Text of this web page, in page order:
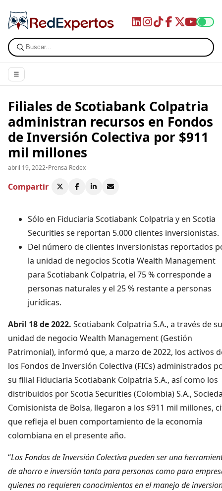
☰
Filiales de Scotiabank Colpatria
administran recursos en Fondos
de Inversión Colectiva por $911
mil millones
abril 19, 2022•Prensa Redex
Compartir
Sólo en Fiduciaria Scotiabank Colpatria y en Scotia
Securities se reportan 5.000 clientes inversionistas.
Del número de clientes inversionistas reportados
la unidad de negocios Scotia Wealth Management
para Scotiabank Colpatria, el 75 % corresponde a
personas naturales y el 25 % restante a personas
jurídicas.
Abril 18 de 2022. Scotiabank Colpatria S.A., a través de su
unidad de negocio Wealth Management (Gestión
Patrimonial), informó que, a marzo de 2022, los activos
los Fondos de Inversión Colectiva (FICs) administrados
su filial Fiduciaria Scotiabank Colpatria S.A., así como los
distribuidos por Scotia Securities (Colombia) S.A.,
Comisionista de Bolsa, llegaron a los $911 mil millones,
que refleja el buen comportamiento de la economía
colombiana en el presente año.
“Los Fondos de Inversión Colectiva pueden ser una
de ahorro e inversión tanto para personas como para
quienes no requieren conocimientos en el manejo de